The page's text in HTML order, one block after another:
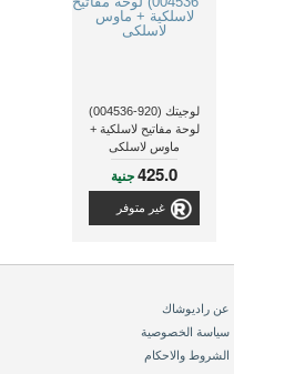
لوجيتك (920-004536)
لوحة مفاتيح لاسلكية +
ماوس لاسلكى
425.0جنية
غير متوفر
عن راديوشاك
سياسة الخصوصية
الشروط والاحكام